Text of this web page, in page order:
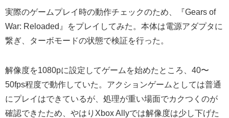
実際のゲームプレイ時の動作チェックのため、『Gears of
War: Reloaded』をプレイしてみた。本体は電源アダプタに
繋ぎ、ターボモードの状態で検証を行った。
解像度を1080pに設定してゲームを始めたところ、40〜
50fps程度で動作していた。アクションゲームとしては普通
にプレイはできているが、処理が重い場面でカクつくのが
確認できたため、やはりXbox Allyでは解像度は少し下げた